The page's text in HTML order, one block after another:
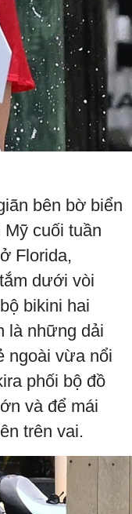
bên bờ biển
cuối tuần
Florida,
dưới vòi
bikini hai
là những dải
ngoài vừa nổi
phối bộ đồ
và để mái
trên vai.